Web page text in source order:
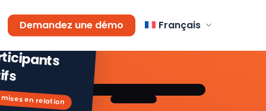
Demandez une démo Français
de
mises en relation